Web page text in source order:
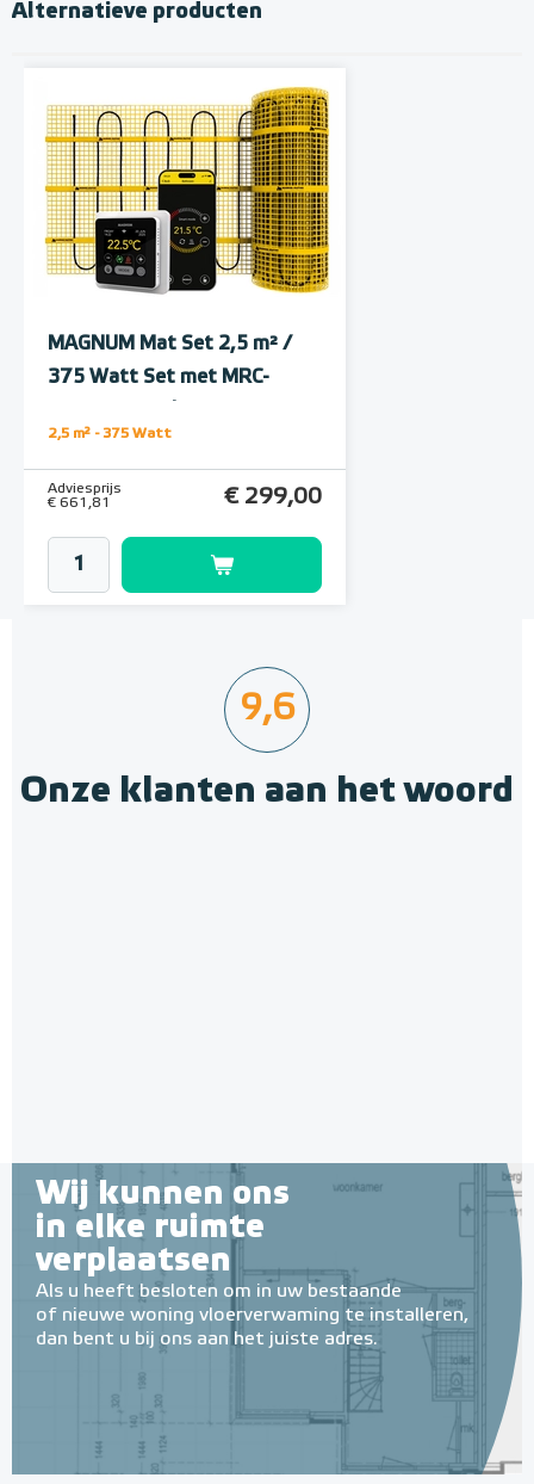
Polystyreen hardfoam
60 x 100 cm à 0,6 cm)
6 en 10 mm dikte
€ 212,50
Alternatieve producten
MAGNUM Mat Set 2,5 m² /
375 Watt Set met MRC-
2,5 m² - 375 Watt
Adviesprijs
€ 661,81
€ 299,00
9,6
Onze klanten aan het woord
Wij kunnen ons
in elke ruimte
verplaatsen
Als u heeft besloten om in uw bestaande
of nieuwe woning vloerverwaming te installeren,
dan bent u bij ons aan het juiste adres.